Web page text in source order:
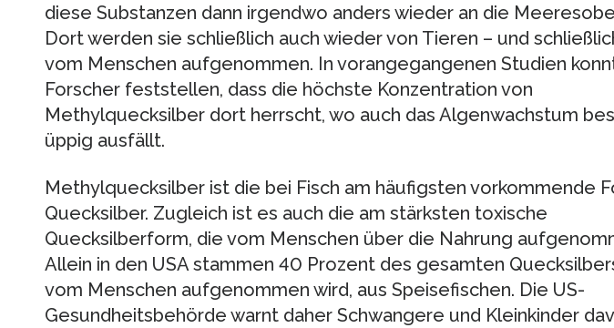
diese Substanzen dann irgendwo anders wieder an die
Dort werden sie schließlich auch wieder von Tieren – und
vom Menschen aufgenommen. In vorangegangenen Studien
Forscher feststellen, dass die höchste Konzentration von
Methylquecksilber dort herrscht, wo auch das Algenwachstum
üppig ausfällt.
Methylquecksilber ist die bei Fisch am häufigsten vorkommende
Quecksilber. Zugleich ist es auch die am stärksten toxische
Quecksilberform, die vom Menschen über die Nahrung
Allein in den USA stammen 40 Prozent des gesamten
vom Menschen aufgenommen wird, aus Speisefischen. Die US-
Gesundheitsbehörde warnt daher Schwangere und Kleinkinder